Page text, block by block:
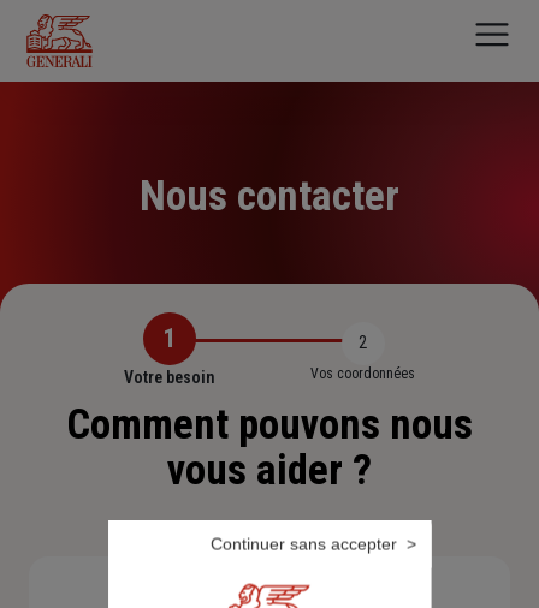
contenu
principal
Nous contacter
1
Votre besoin
2
Vos coordonnées
Comment pouvons nous
vous aider ?
Continuer sans accepter